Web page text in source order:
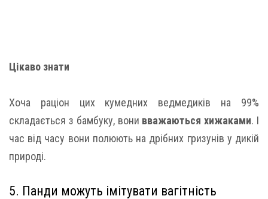
Цікаво знати
Хоча раціон цих кумедних ведмедиків на 99%
складається з бамбуку, вони вважаються хижаками. І
час від часу вони полюють на дрібних гризунів у дикій
природі.
5. Панди можуть імітувати вагітність